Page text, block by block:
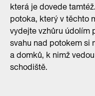
která je dovede
potoka, který v těchto
vydejte vzhůru údolím
svahu nad potokem si
a domků, k nimž
schodiště.